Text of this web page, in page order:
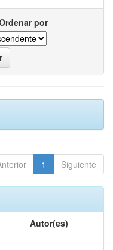
por
1 Siguiente
Autor(es)